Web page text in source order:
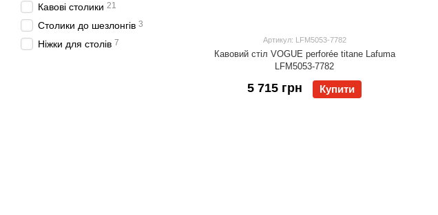
Артикул: LFM5053-7782
Кавовий стіл VOGUE perforée titane Lafuma
LFM5053-7782
5 715 грн Купити
Кавові столики 21
Столики до шезлонгів 3
Ніжки для столів 7